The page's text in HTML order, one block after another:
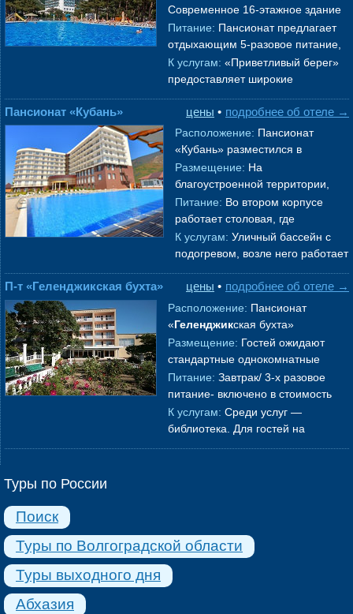
живописной геленджикской бухты,
в 50 м от собственного→
Современное 16-этажное здание
пансионата имеет номерной
фонд на 512 мест. Из окон
каждого номера о→
Питание: Пансионат предлагает
отдыхающим 5-разовое питание,
включающее в себя
разнообразное меню с
К услугам: «Приветливый берег»
предоставляет широкие
и детей. Маленьким отдыхающим
будет→
подробнее об отеле →
цены •
Пансионат «Кубань»
Расположение: Пансионат
«Кубань» разместился в
центральной части
в 800 метрах от Черноморского
побережья. В пе→
Размещение: На
благоустроенной территории,
расположенной в 5 минутах езды
от Сухумского шоссе,
возвышаются два современных
→
Питание: Во втором корпусе
работает столовая, где
отдыхающим накрывают
питание по системе шведский
К услугам: Уличный бассейн с
подогревом, возле него работает
бар с прохладительными
напитками, а также лобби-бар.
Для д→
подробнее об отеле →
цены •
П-т «Геленджикская бухта»
Расположение: Пансионат
«Геленджикская бухта»
расположен в центральной части
города, в 600 метрах от морского
побережья.→
Размещение: Гостей ожидают
стандартные однокомнатные
номера с удобствами. В каждом
номере установлена сплит-
система, есть→
Питание: Завтрак/ 3-х разовое
питание- включено в стоимость
путевки. На втором этаже
работает столовая, где
К услугам: Среди услуг —
библиотека. Для гостей на
Туры по России
Поиск
Туры по Волгоградской области
Туры выходного дня
Абхазия